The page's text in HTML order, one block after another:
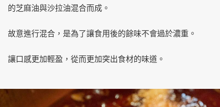
的芝麻油與沙拉油混合而成。
故意進行混合，是為了讓食用後的餘味不會過於濃重。
讓口感更加輕盈，從而更加突出食材的味道。